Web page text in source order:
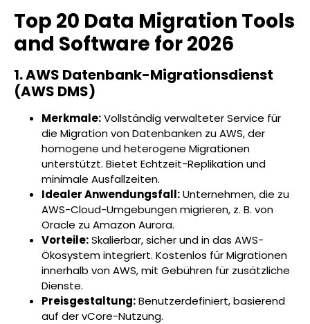
Top 20 Data Migration Tools
and Software for 2026
1. AWS Datenbank-Migrationsdienst
(AWS DMS)
Merkmale:Vollständig verwalteter Service für
die Migration von Datenbanken zu AWS, der
homogene und heterogene Migrationen
unterstützt. Bietet Echtzeit-Replikation und
minimale Ausfallzeiten.
Idealer Anwendungsfall:Unternehmen, die zu
AWS-Cloud-Umgebungen migrieren, z. B. von
Oracle zu Amazon Aurora.
Vorteile:Skalierbar, sicher und in das AWS-
Ökosystem integriert. Kostenlos für Migrationen
innerhalb von AWS, mit Gebühren für zusätzliche
Dienste.
Preisgestaltung:Benutzerdefiniert, basierend
auf der vCore-Nutzung.